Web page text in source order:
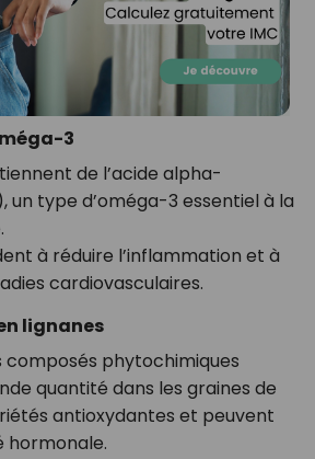
3
de l’acide alpha-
un type d’oméga-3 essentiel à la
à réduire l’inflammation et à
cardiovasculaires.
lignanes
composés phytochimiques
quantité dans les graines de
antioxydantes et peuvent
hormonale.